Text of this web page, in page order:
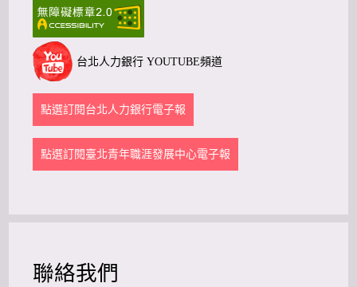
台北人力銀行 YOUTUBE頻道
點選訂閱台北人力銀行電子報
點選訂閱臺北青年職涯發展中心電子報
聯絡我們